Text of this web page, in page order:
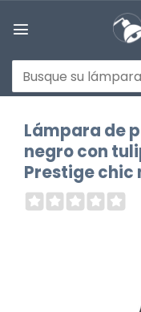
Buscar
por:
Lámpara de
negro con
Prestige chic